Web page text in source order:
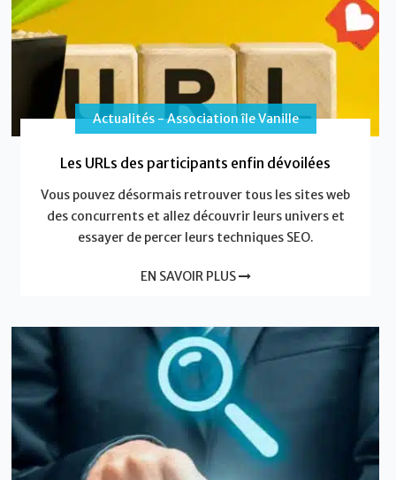
Actualités - Association île Vanille
Les URLs des participants enfin dévoilées
Vous pouvez désormais retrouver tous les sites web
des concurrents et allez découvrir leurs univers et
essayer de percer leurs techniques SEO.
EN SAVOIR PLUS